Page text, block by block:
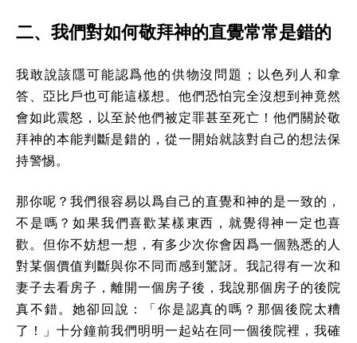
二、我們對如何敬拜神的直覺常常是錯的
我敢說該隱可能認爲他的供物沒問題；以色列人和拿
答、亞比戶也可能這樣想。他們恐怕完全沒想到神竟然
會如此震怒，以至於他們被定罪甚至死亡！他們關於敬
拜神的本能判斷是錯的，從一開始就該對自己的想法保
持警惕。
那你呢？我們很容易以爲自己的直覺和神的是一致的，
不是嗎？如果我們喜歡某樣東西，就覺得神一定也喜
歡。但你不妨想一想，有多少次你會因爲一個熟悉的人
對某個價值判斷與你不同而感到驚訝。我記得有一次和
妻子去看房子，離開一個房子後，我說那個房子的後院
真不錯。她卻回說：「你是認真的嗎？那個後院太糟
了！」十分鐘前我們明明一起站在同一個後院裡，我確